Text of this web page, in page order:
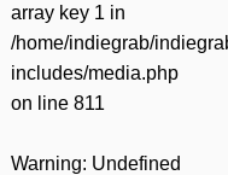
array key 1 in
/home/indiegrab/
includes/media.php
on line 811
Warning: Undefined